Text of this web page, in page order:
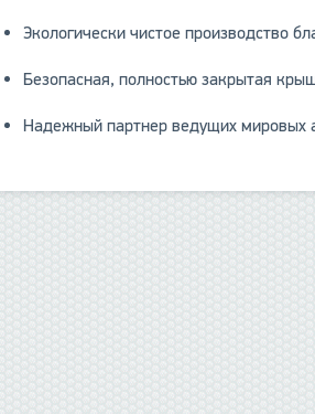
Экологически чистое производство
Безопасная, полностью закрытая
Надежный партнер ведущих мировых